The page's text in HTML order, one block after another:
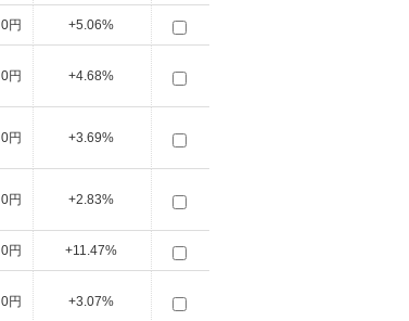
0円 +5.06%
0円 +4.68%
0円 +3.69%
0円 +2.83%
0円 +11.47%
0円 +3.07%